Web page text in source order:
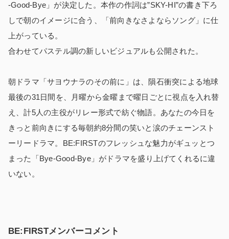
-Good-Bye」が決定した。本作の作詞は”SKY-HI”の書き下ろ
しで朝のイメージに合う、「前向きなさよならソング」に仕
上がっている。
合わせてパステル調の新しいビジュアルも公開された。
朝ドラマ「サヨウナラのその前に」は、隕石衝突による地球
最後の31日間を、月曜から金曜まで曜日ごとに視点を入れ替
え、計5人の主役がリレー形式で紡ぐ物語。あなたの今日を
きっと前向きにする毎朝約8分間の笑いと涙のチェーンスト
ーリードラマ。BE:FIRSTのフレッシュな魅力がギュッとつ
まった「Bye-Good-Bye」がドラマを盛り上げてくれるに違
いない。
BE:FIRSTメンバーコメント